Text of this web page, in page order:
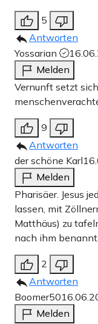
5
Antworten
Yossarian
Melden
Vernunft setzt
9
Antworten
der schöne Karl
Melden
Pharisäer. Jesus
lassen, mit
Matthäus) zu
nach ihm benannt.
2
Antworten
Boomer50
Melden